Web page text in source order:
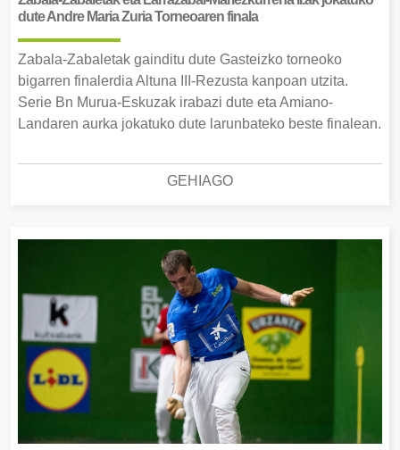
dute Andre Maria Zuria Torneoaren finala
Zabala-Zabaletak gainditu dute Gasteizko torneoko
bigarren finalerdia Altuna III-Rezusta kanpoan utzita.
Serie Bn Murua-Eskuzak irabazi dute eta Amiano-
Landaren aurka jokatuko dute larunbateko beste finalean.
GEHIAGO